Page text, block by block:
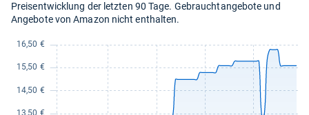
Preisentwicklung der letzten 90 Tage. Gebrauchtangebote und
Angebote von Amazon nicht enthalten.